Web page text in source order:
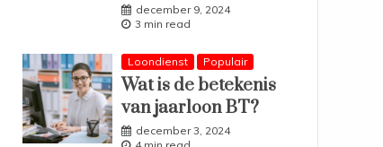
december 9, 2024
3 min read
Loondienst Populair
Wat is de betekenis
van jaarloon BT?
december 3, 2024